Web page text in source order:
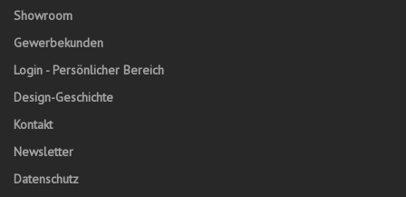
Showroom
Gewerbekunden
Login - Persönlicher Bereich
Design-Geschichte
Kontakt
Newsletter
Datenschutz